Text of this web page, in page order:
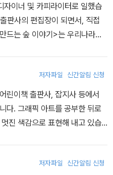
이너 및 카피라이터로 일했습
저자파일 신간알림 신청
린이책 출판사, 잡지사 등에서
다. 그래픽 아트를 공부한 뒤로
진 색감으로 표현해 내고 있습
저자파일 신간알림 신청